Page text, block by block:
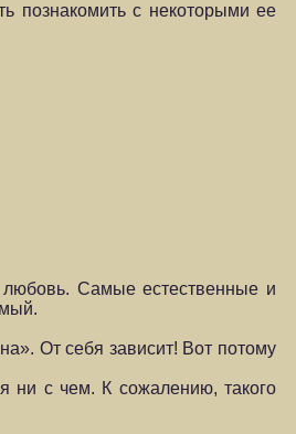
познакомить с некоторыми ее
Самые естественные и
От себя зависит! Вот потому
ни с чем. К сожалению, такого